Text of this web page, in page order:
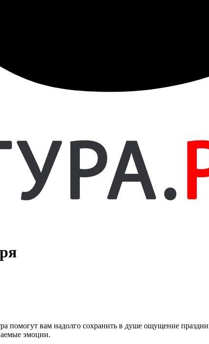
помогут вам надолго сохранить в душе ощущение
эмоции.